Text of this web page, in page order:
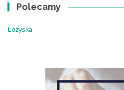
Polecamy
Łożyska